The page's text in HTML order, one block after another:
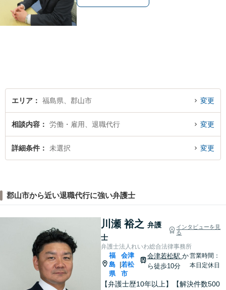
エリア 福島県、郡山市 変更
相談内容 労働・雇用、退職代行 変更
詳細条件 未選択 変更
郡山市から近い退職代行に強い弁護士
川瀬 裕之 弁護
士
インタビューを見
る
弁護士法人れいわ総合法律事務所
福
島
県
|
会津
若松
市
会津若松駅 か
ら徒歩10分
営業時間：
本日定休日
【弁護士歴10年以上】【解決件数500